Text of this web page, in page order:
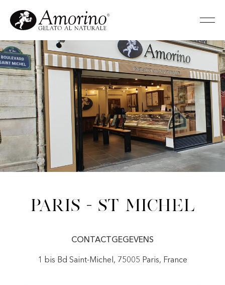
Paris - St Michel
CONTACTGEGEVENS
1 bis Bd Saint-Michel, 75005 Paris, France